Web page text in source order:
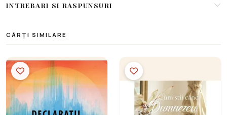
INTREBARI SI RASPUNSURI
CĂRȚI SIMILARE